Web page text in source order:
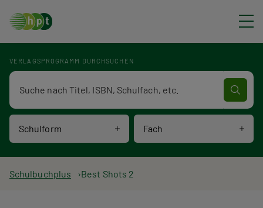
VERLAGSPROGRAMM DURCHSUCHEN
Schulform Fach
Verlagsprogramm Volltextsuche
P
Schulbuchplus Best Shots 2